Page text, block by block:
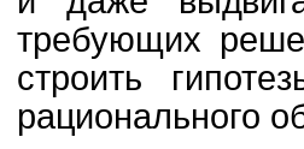
требующих
строить гипоте­
рационального